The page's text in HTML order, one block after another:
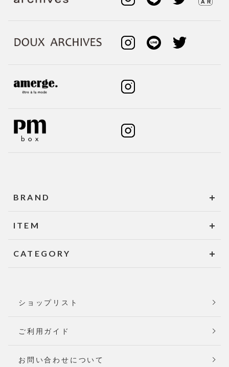
BRAND
ITEM
CATEGORY
ショップリスト
ご利用ガイド
お問い合わせについて